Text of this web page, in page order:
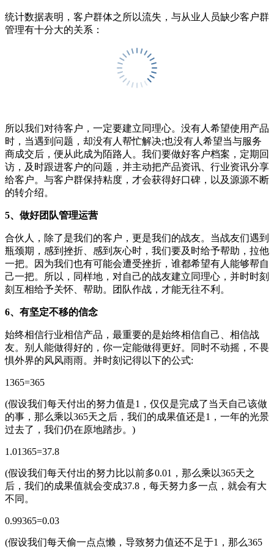
统计数据表明，客户群体之所以流失，与从业人员缺少客户群
管理有十分大的关系：
所以我们对待客户，一定要建立同理心。没有人希望使用产品
时，当遇到问题，却没有人帮忙解决;也没有人希望当与服务
商成交后，便从此成为陌路人。我们要做好客户档案，定期回
访，及时跟进客户的问题，并主动把产品资讯、行业资讯分享
给客户。与客户群保持粘度，才会获得好口碑，以及源源不断
的转介绍。
5、做好团队管理运营
合伙人，除了是我们的客户，更是我们的战友。当战友们遇到
瓶颈期，感到挫折、感到灰心时，我们要及时给予帮助，拉他
一把。因为我们也有可能会遭受挫折，谁都希望有人能够帮自
己一把。所以，同样地，对自己的战友建立同理心，并时时刻
刻互相给予关怀、帮助。团队作战，才能无往不利。
6、有坚定不移的信念
始终相信行业相信产品，最重要的是始终相信自己、相信战
友。别人能做得好的，你一定能做得更好。同时不动摇，不畏
惧外界的风风雨雨。并时刻记得以下的公式:
1365=365
(假设我们每天付出的努力值是1，仅仅是完成了当天自己该做
的事，那么乘以365天之后，我们的成果值还是1，一年的光景
过去了，我们仍在原地踏步。)
1.01365=37.8
(假设我们每天付出的努力比以前多0.01，那么乘以365天之
后，我们的成果值就会变成37.8，每天努力多一点，就会有大
不同。
0.99365=0.03
(假设我们每天偷一点点懒，导致努力值还不足于1，那么365